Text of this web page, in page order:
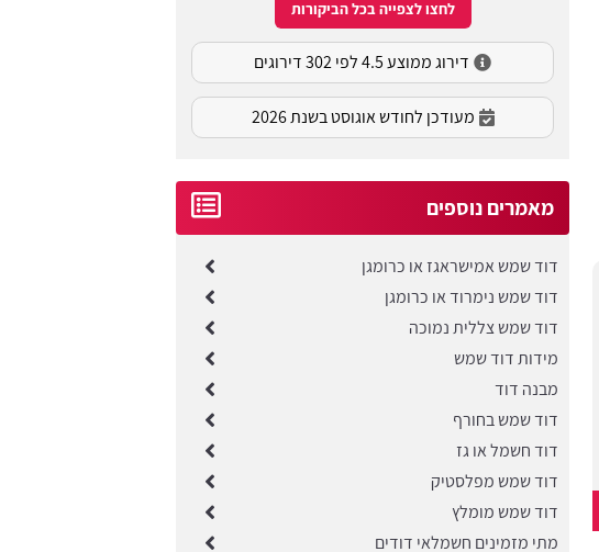
לחצו לצפייה בכל הביקורות
דירוג ממוצע 4.5 לפי 302 דירוגים
מעודכן לחודש אוגוסט בשנת 2026
מאמרים נוספים
דוד שמש אמישראגז או כרומגן
דוד שמש נימרוד או כרומגן
דוד שמש צללית נמוכה
מידות דוד שמש
מבנה דוד
דוד שמש בחורף
דוד חשמל או גז
דוד שמש מפלסטיק
דוד שמש מומלץ
מתי מזמינים חשמלאי דודים